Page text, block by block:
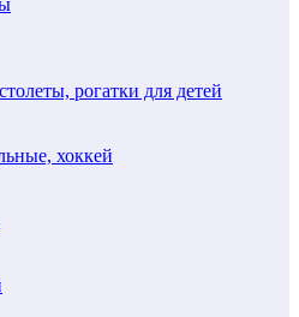
рогатки для детей
хоккей